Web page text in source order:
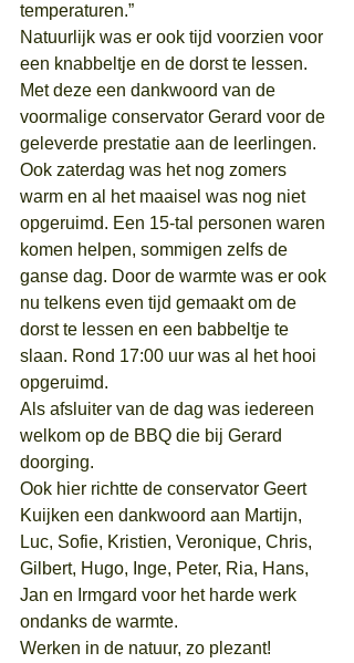
temperaturen.”
Natuurlijk was er ook tijd voorzien voor
een knabbeltje en de dorst te lessen.
Met deze een dankwoord van de
voormalige conservator Gerard voor de
geleverde prestatie aan de leerlingen.
Ook zaterdag was het nog zomers
warm en al het maaisel was nog niet
opgeruimd. Een 15-tal personen waren
komen helpen, sommigen zelfs de
ganse dag. Door de warmte was er ook
nu telkens even tijd gemaakt om de
dorst te lessen en een babbeltje te
slaan. Rond 17:00 uur was al het hooi
opgeruimd.
Als afsluiter van de dag was iedereen
welkom op de BBQ die bij Gerard
doorging.
Ook hier richtte de conservator Geert
Kuijken een dankwoord aan Martijn,
Luc, Sofie, Kristien, Veronique, Chris,
Gilbert, Hugo, Inge, Peter, Ria, Hans,
Jan en Irmgard voor het harde werk
ondanks de warmte.
Werken in de natuur, zo plezant!